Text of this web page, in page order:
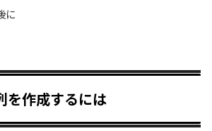
に
作成するには